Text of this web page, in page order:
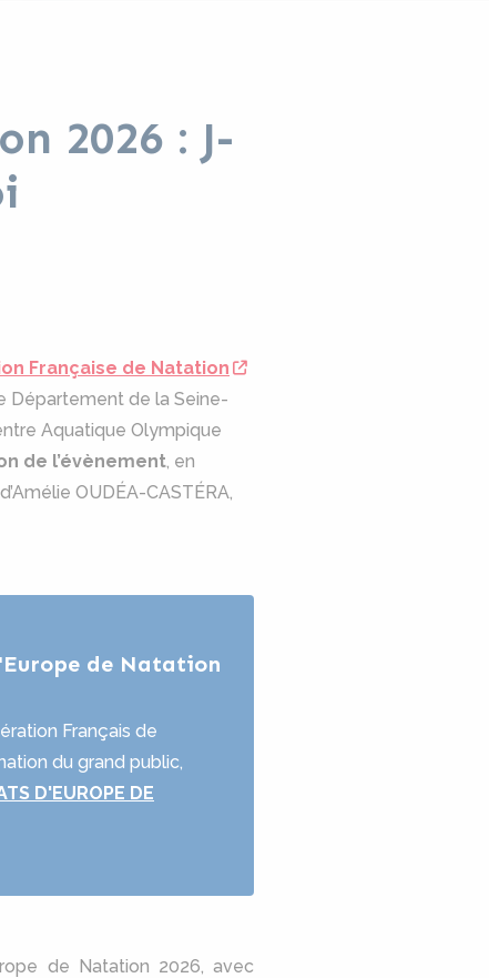
2026 : J-
Française de Natation
Département de la Seine-
Aquatique Olympique
de l’évènement, en
OUDÉA-CASTÉRA,
de Natation
Français de
du grand public,
D'EUROPE DE
de Natation 2026, avec